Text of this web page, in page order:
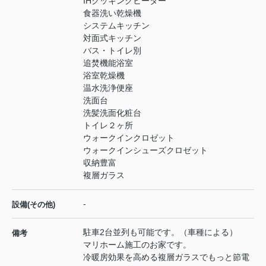
食器洗い乾燥機
システムキッチン
対面式キッチン
バス・トイレ別
追焚機能浴室
浴室乾燥機
温水洗浄便座
洗面台
洗髪洗面化粧台
トイレ２ヶ所
ウォークインクロゼット
ウォークインシューズクロゼット
収納豊富
複層ガラス
設備(その他) -
備考
駐車2台並列も可能です。（車種による）
マリホーム施工のお家です。
冷暖房効果を高める複層ガラスでもっと節電